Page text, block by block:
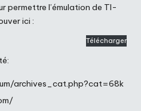
permettre l’émulation de TI-
ici :
Télécharger
archives_cat.php?cat=68k